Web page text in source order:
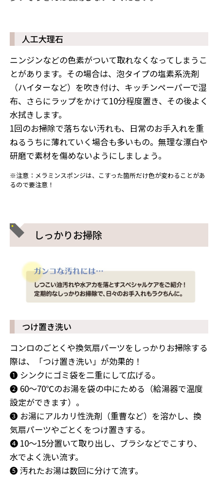
人工大理石
ニンジンなどの色素がついて取れなくなってしまうこ
とがあります。その場合は、泡タイプの塩素系洗剤
（ハイターなど）を吹き付け、キッチンペーパーで湿
布、さらにラップをかけて10分程度置き、その後よく
水拭きします。
1回のお掃除で落ちない汚れも、日常のお手入れを重
ねるうちに薄れていく場合も多いもの。無理な漂白や
研磨で素材を傷めないようにしましょう。
※注意：メラミンスポンジは、こすった箇所だけ色が変わることがあ
るので要注意！
しっかりお掃除
つけ置き洗い
コンロのごとくや換気扇パーツをしっかりお掃除する
際は、「つけ置き洗い」が効果的！
❶ シンクにゴミ袋を二重にして広げる。
❷ 60〜70℃のお湯を袋の中にためる（給湯器で温度
設定ができます）。
❸ お湯にアルカリ性洗剤（重曹など）を溶かし、換
気扇パーツやごとくをつけ置きする。
❹ 10〜15分置いて取り出し、ブラシなどでこすり、
水でよく洗い流す。
❺ 汚れたお湯は数回に分けて流す。